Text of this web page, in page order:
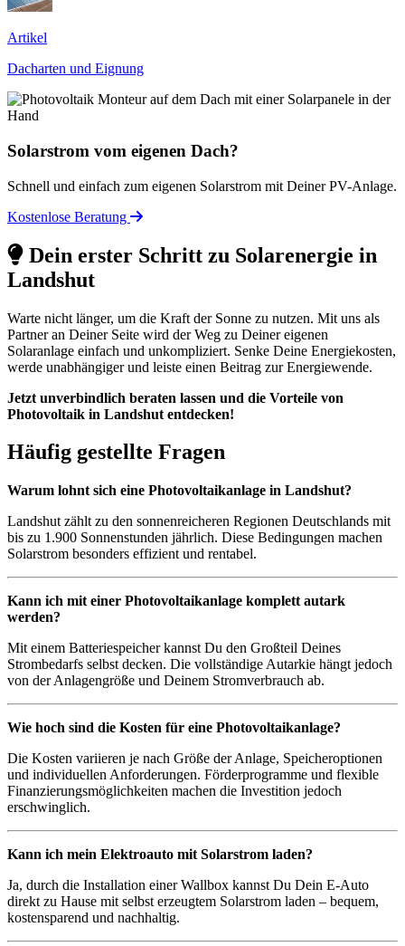
Artikel
Dacharten und Eignung
Solarstrom vom eigenen Dach?
Schnell und einfach zum eigenen Solarstrom mit Deiner PV-Anlage.
Kostenlose Beratung
Dein erster Schritt zu Solarenergie in
Landshut
Warte nicht länger, um die Kraft der Sonne zu nutzen. Mit uns als
Partner an Deiner Seite wird der Weg zu Deiner eigenen
Solaranlage einfach und unkompliziert. Senke Deine Energiekosten,
werde unabhängiger und leiste einen Beitrag zur Energiewende.
Jetzt unverbindlich beraten lassen und die Vorteile von
Photovoltaik in Landshut entdecken!
Häufig gestellte Fragen
Warum lohnt sich eine Photovoltaikanlage in Landshut?
Landshut zählt zu den sonnenreicheren Regionen Deutschlands mit
bis zu 1.900 Sonnenstunden jährlich. Diese Bedingungen machen
Solarstrom besonders effizient und rentabel.
Kann ich mit einer Photovoltaikanlage komplett autark
werden?
Mit einem Batteriespeicher kannst Du den Großteil Deines
Strombedarfs selbst decken. Die vollständige Autarkie hängt jedoch
von der Anlagengröße und Deinem Stromverbrauch ab.
Wie hoch sind die Kosten für eine Photovoltaikanlage?
Die Kosten variieren je nach Größe der Anlage, Speicheroptionen
und individuellen Anforderungen. Förderprogramme und flexible
Finanzierungsmöglichkeiten machen die Investition jedoch
erschwinglich.
Kann ich mein Elektroauto mit Solarstrom laden?
Ja, durch die Installation einer Wallbox kannst Du Dein E-Auto
direkt zu Hause mit selbst erzeugtem Solarstrom laden – bequem,
kostensparend und nachhaltig.